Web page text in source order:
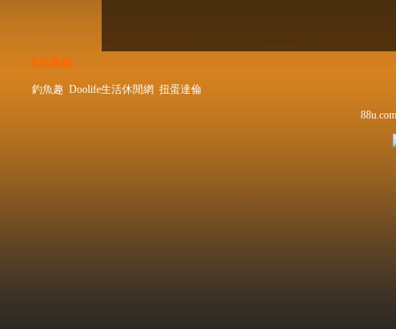
友站連結
釣魚趣 Doolife生活休閒網 扭蛋達倫